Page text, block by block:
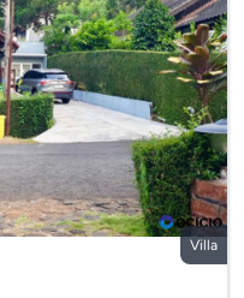
Villa